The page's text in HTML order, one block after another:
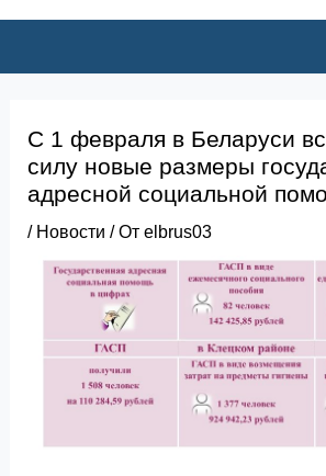
С 1 февраля в Беларуси
силу новые размеры
адресной социальной
/ Новости / От elbrus03